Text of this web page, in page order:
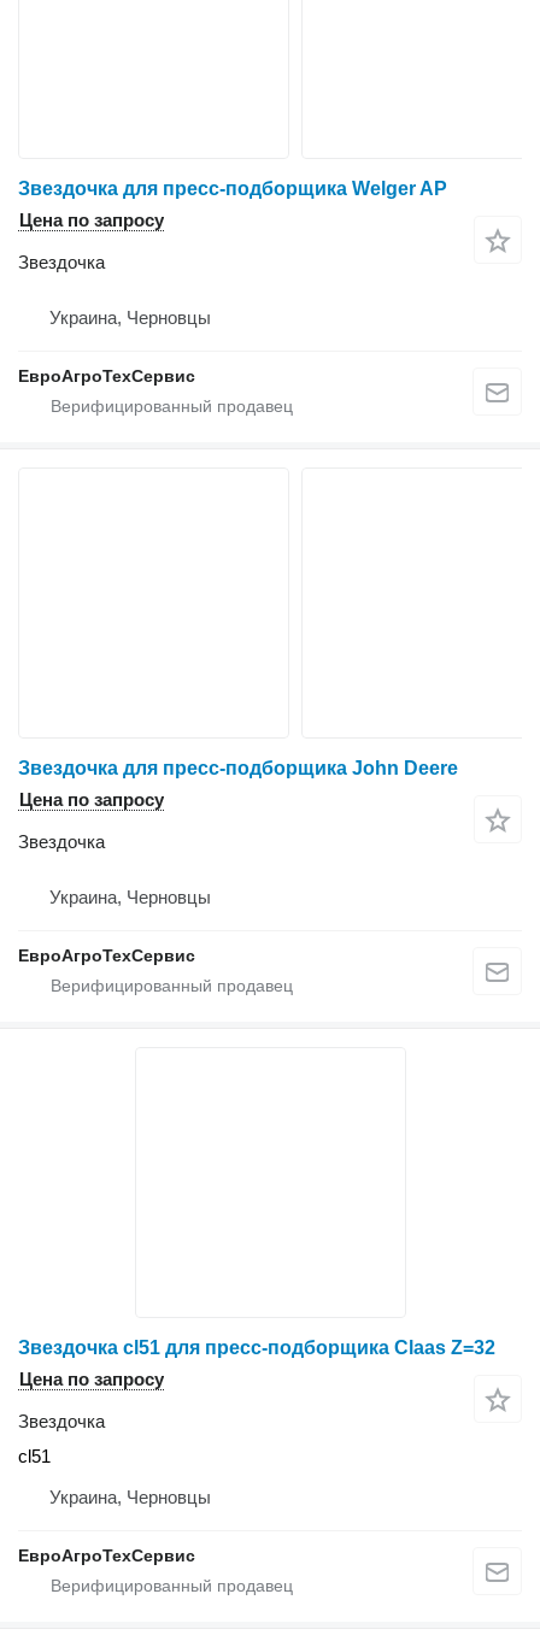
Звездочка для пресс-подборщика Welger AP
Цена по запросу
Звездочка
Украина, Черновцы
ЕвроАгроТехСервис
Звездочка для пресс-подборщика John Deere
Цена по запросу
Звездочка
Украина, Черновцы
ЕвроАгроТехСервис
Звездочка cl51 для пресс-подборщика Claas Z=32
Цена по запросу
Звездочка
cl51
Украина, Черновцы
ЕвроАгроТехСервис